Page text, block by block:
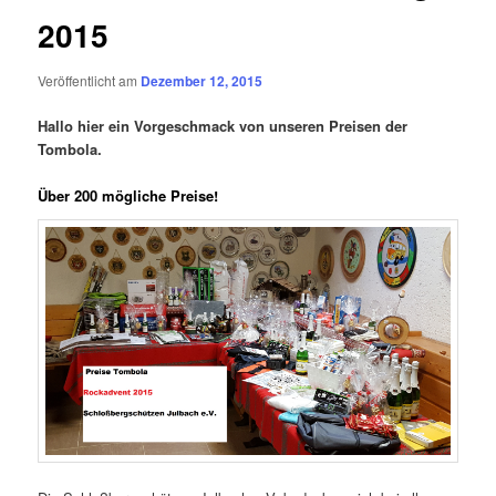
2015
Veröffentlicht am Dezember 12, 2015
Hallo hier ein Vorgeschmack von unseren Preisen der
Tombola.
Über 200 mögliche Preise!